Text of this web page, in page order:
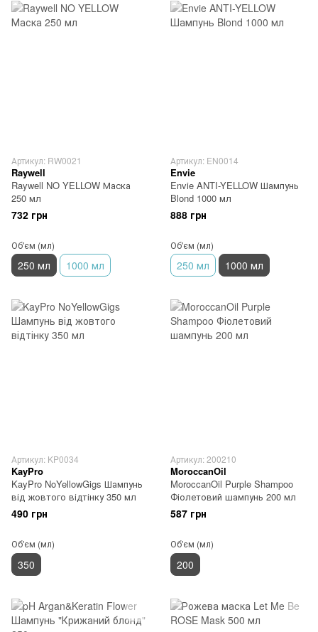
Артикул: RW0021
Raywell
Raywell NO YELLOW Маска
250 мл
732 грн
Об'єм (мл)
250 мл 1000 мл
Артикул: EN0014
Envie
Envie ANTI-YELLOW Шампунь
Blond 1000 мл
888 грн
Об'єм (мл)
250 мл 1000 мл
Артикул: KP0034
KayPro
KayPro NoYellowGigs Шампунь
від жовтого відтінку 350 мл
490 грн
Об'єм (мл)
350
Артикул: 200210
MoroccanOil
MoroccanOil Purple Shampoo
Фіолетовий шампунь 200 мл
587 грн
Об'єм (мл)
200